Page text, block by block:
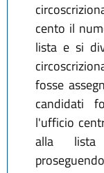
cento il
lista e si
fosse
candidati
l'ufficio
alla lista